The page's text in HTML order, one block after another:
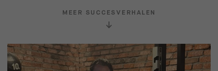
MEER SUCCESVERHALEN